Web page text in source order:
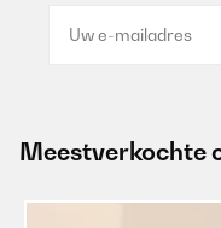
Meestverkochte